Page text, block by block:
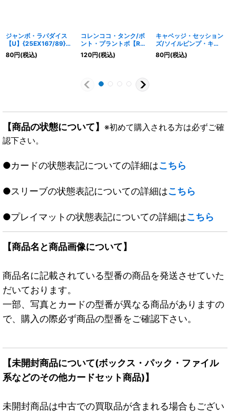
ジャンボ・ラパダイス
【U】{25EX167/89}
《自然》
80円(税込)
コレンココ・タンク/ボ
ント・プラントボ【R】
{25EX148/89}《自然》
120円(税込)
キャベッジ・セッション
ズ/ソイルピンプ・キャ
ベッジ【R】
{25EX147/89}《自然》
80円(税込)
【商品の状態について】 ※初めて購入される方は必ずご確
認下さい。
●カードの状態表記についての詳細はこちら
●スリーブの状態表記についての詳細はこちら
●プレイマットの状態表記についての詳細はこちら
【商品名と商品画像について】
商品名に記載されている型番の商品を発送させていた
だいております。
一部、写真とカードの型番が異なる商品がありますの
で、購入の際必ず商品の型番をご確認下さい。
【未開封商品について(ボックス・パック・ファイル
系などのその他カードセット商品)】
未開封商品は中古での買取品が含まれる場合もござい